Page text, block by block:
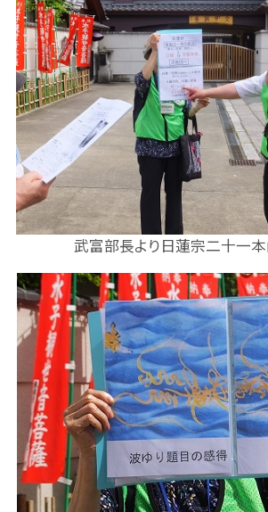
武富部長より日蓮宗二十一